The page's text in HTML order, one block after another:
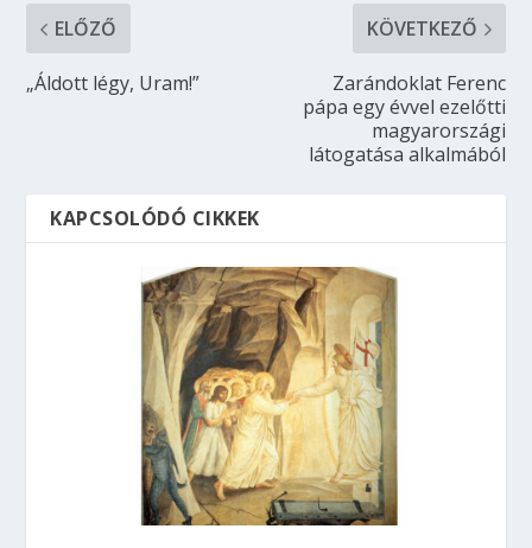
ELŐZŐ
„Áldott légy, Uram!”
KÖVETKEZŐ
Zarándoklat Ferenc
pápa egy évvel ezelőtti
magyarországi
látogatása alkalmából
KAPCSOLÓDÓ CIKKEK